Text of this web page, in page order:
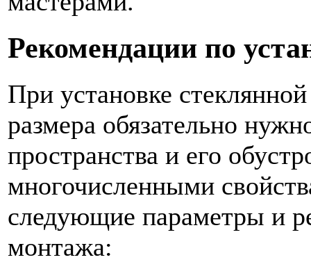
Рекомендации по
При установке
размера обязательно
пространства и его
многочисленными
следующие параметры и
монтажа: